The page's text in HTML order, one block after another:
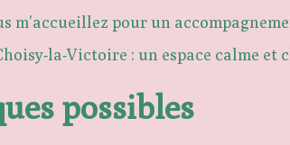
m’accueillez pour un
la-Victoire : un espace calme et
possibles